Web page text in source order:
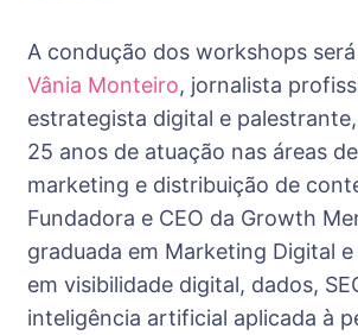
A condução dos workshops
Vânia Monteiro, jornalista
estrategista digital e
25 anos de atuação nas áreas
marketing e distribuição de
Fundadora e CEO da Growth
graduada em Marketing Digital
em visibilidade digital, dados,
inteligência artificial aplicada à